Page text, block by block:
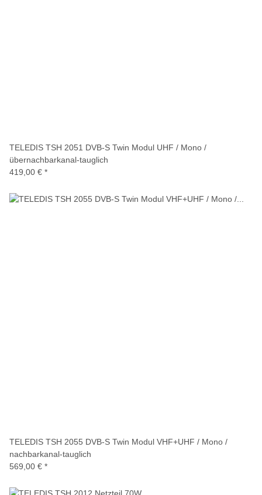
TELEDIS TSH 2051 DVB-S Twin Modul UHF / Mono /
übernachbarkanal-tauglich
419,00 € *
TELEDIS TSH 2055 DVB-S Twin Modul VHF+UHF / Mono /
nachbarkanal-tauglich
569,00 € *